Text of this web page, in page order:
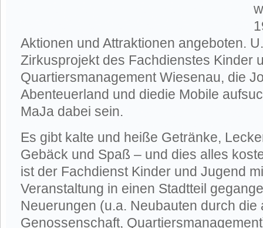
Aktionen und Attraktionen angeboten.
Zirkusprojekt des Fachdienstes Kinder
Quartiersmanagement Wiesenau, die
Abenteuerland und diedie Mobile
MaJa dabei sein.
Es gibt kalte und heiße Getränke,
Gebäck und Spaß – und dies alles
ist der Fachdienst Kinder und Jugend
Veranstaltung in einen Stadtteil
Neuerungen (u.a. Neubauten durch die
Genossenschaft,